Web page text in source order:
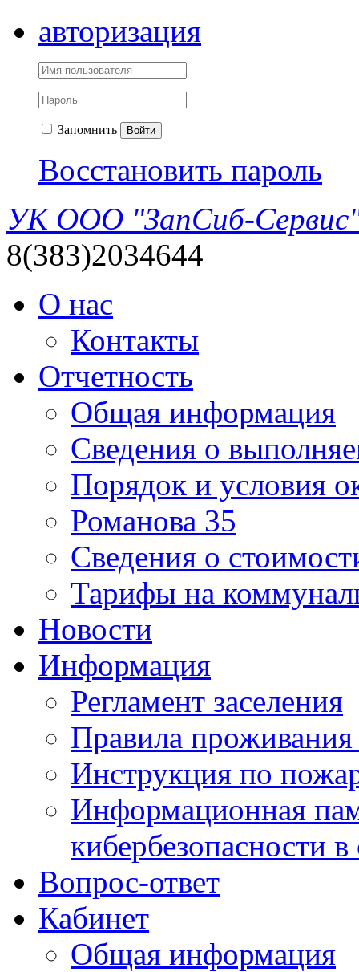
авторизация
Запомнить Войти
Восстановить пароль
УК ООО "ЗапСиб-
8(383)2034644
О нас
Контакты
Отчетность
Общая информация
Сведения о
Порядок и условия
Романова 35
Сведения о
Тарифы на
Новости
Информация
Регламент заселения
Правила
Инструкция по
Информационная
кибербезопасности
Вопрос-ответ
Кабинет
Общая информация